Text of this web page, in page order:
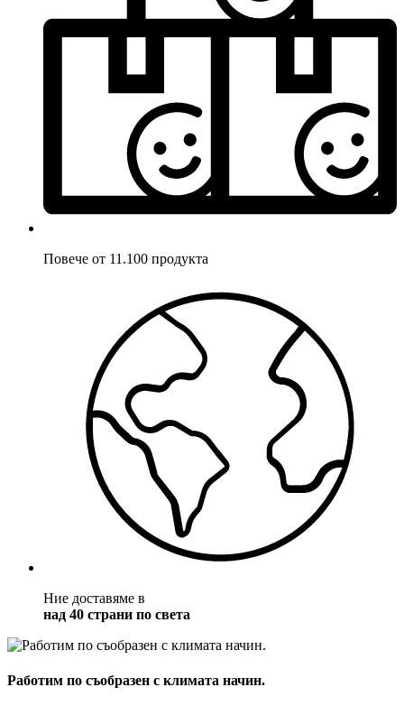
Повече от 11.100 продукта
Ние доставяме в
над 40 страни по света
Работим по съобразен с климата начин.